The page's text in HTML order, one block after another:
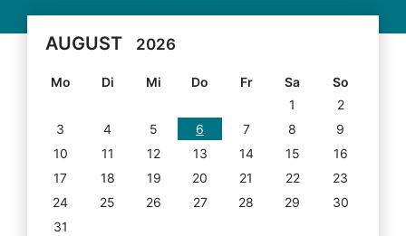
AUGUST 2026
Mo Di Mi Do Fr Sa
So
1
2
3
4 5 6 7 8
9
10
11 12 13 14 15
16
17
18 19 20 21 22
23
24
25 26 27 28 29
30
31